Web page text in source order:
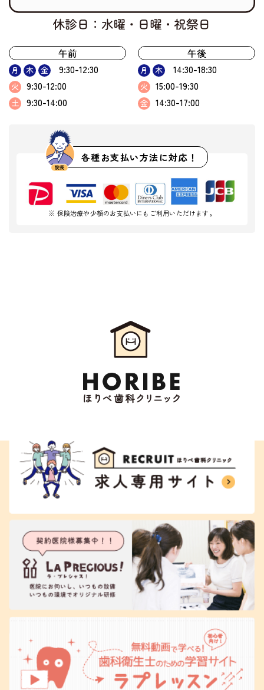
午前
月 木 金 9:30-12:30
火 9:30-12:00
土 9:30-14:00
午後
月 木 14:30-18:30
火 15:00-19:30
金 14:30-17:00
各種お支払い方法に対応！
※ 保険治療や少額のお支払いにもご利用いただけます。